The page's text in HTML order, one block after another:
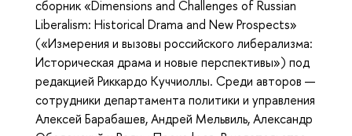
сборник «Dimensions and Challenges of Russian
Liberalism: Historical Drama and New Prospects»
(«Измерения и вызовы российского либерализма:
Историческая драма и новые перспективы») под
редакцией Риккардо Куччиоллы. Среди авторов —
сотрудники департамента политики и управления
Алексей Барабашев, Андрей Мельвиль, Александр